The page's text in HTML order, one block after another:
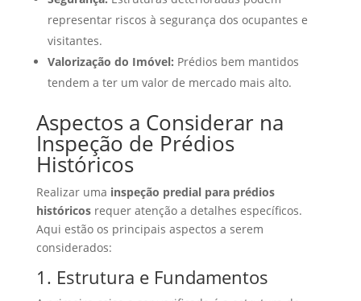
representar riscos à segurança dos ocupantes e
visitantes.
Valorização do Imóvel: Prédios bem mantidos
tendem a ter um valor de mercado mais alto.
Aspectos a Considerar na
Inspeção de Prédios
Históricos
Realizar uma inspeção predial para prédios
históricosrequer atenção a detalhes específicos.
Aqui estão os principais aspectos a serem
considerados:
1. Estrutura e Fundamentos